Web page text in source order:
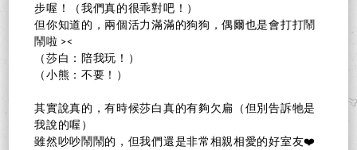
步喔！（我們真的很乖對吧！）
但你知道的，兩個活力滿滿的狗狗，偶爾也是會打打鬧
鬧啦 ><
（莎白：陪我玩！）
（小熊：不要！）
其實說真的，有時候莎白真的有夠欠扁（但別告訴牠是
我說的喔）
雖然吵吵鬧鬧的，但我們還是非常相親相愛的好室友❤️